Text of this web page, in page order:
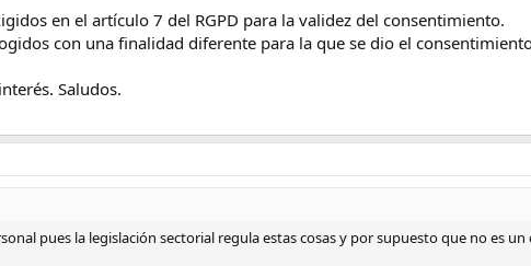
en el artículo 7 del RGPD para la validez del consentimiento.
con una finalidad diferente para la que se dio el
Saludos.
pues la legislación sectorial regula estas cosas y por supuesto que no es